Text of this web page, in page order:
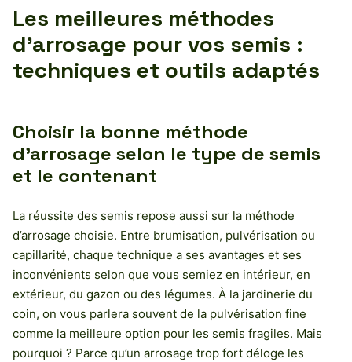
Les meilleures méthodes
d’arrosage pour vos semis :
techniques et outils adaptés
Choisir la bonne méthode
d’arrosage selon le type de semis
et le contenant
La réussite des semis repose aussi sur la méthode
d’arrosage choisie. Entre brumisation, pulvérisation ou
capillarité, chaque technique a ses avantages et ses
inconvénients selon que vous semiez en intérieur, en
extérieur, du gazon ou des légumes. À la jardinerie du
coin, on vous parlera souvent de la pulvérisation fine
comme la meilleure option pour les semis fragiles. Mais
pourquoi ? Parce qu’un arrosage trop fort déloge les